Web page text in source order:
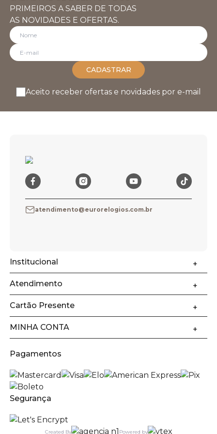
PRIMEIROS A SABER DE TODAS
AS NOVIDADES E OFERTAS.
CADASTRAR
Aceito receber ofertas e novidades por e-mail
atendimento@eurorelogios.com.br
Institucional
Atendimento
Cartão Presente
MINHA CONTA
Pagamentos
Segurança
Created By Powered by